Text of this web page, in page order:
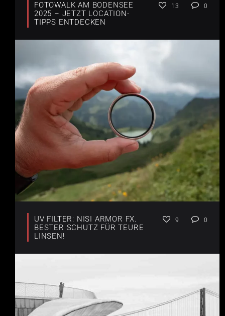
FOTOWALK AM BODENSEE
2025 – JETZT LOCATION-
TIPPS ENTDECKEN
13 0
UV FILTER: NISI ARMOR FX.
BESTER SCHUTZ FÜR TEURE
LINSEN!
9 0